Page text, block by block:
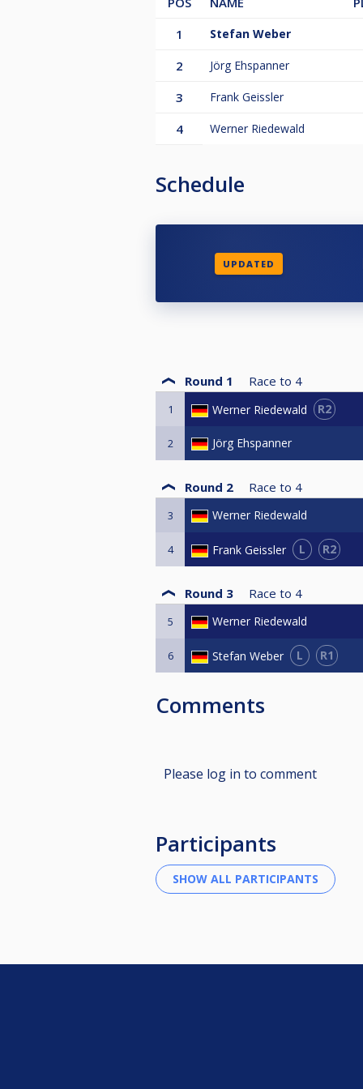
1
Stefan Weber
2 Jörg Ehspanner
3 Frank Geissler
4 Werner Riedewald
Schedule
UPDATED
Round 1 Race to 4
1 Werner Riedewald R2
2 Jörg Ehspanner
Round 2 Race to 4
3 Werner Riedewald
4 Frank Geissler L R2
Round 3 Race to 4
5 Werner Riedewald
6 Stefan Weber L R1
Comments
Please log in to comment
Participants